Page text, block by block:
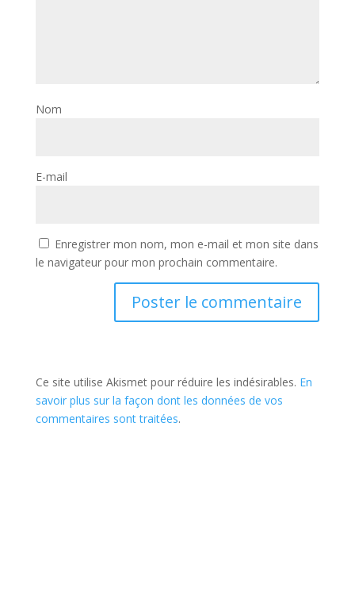
Nom
E-mail
Enregistrer mon nom, mon e-mail et mon site dans
le navigateur pour mon prochain commentaire.
Ce site utilise Akismet pour réduire les indésirables. En
savoir plus sur la façon dont les données de vos
commentaires sont traitées.